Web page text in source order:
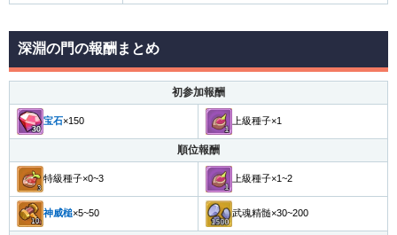
深淵の門の報酬まとめ
初参加報酬
宝石×150 上級種子×1
順位報酬
特級種子×0~3 上級種子×1~2
神威槌×5~50 武魂精髄×30~200